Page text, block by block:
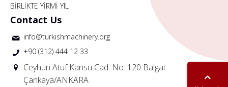
BİRLİKTE YİRMİ YIL
Contact Us
info@turkishmachinery.org
+90 (312) 444 12 33
Ceyhun Atuf Kansu Cad. No: 120 Balgat
Çankaya/ANKARA